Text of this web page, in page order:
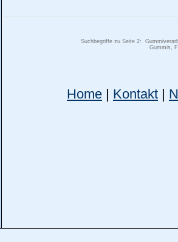
Suchbegriffe zu Seite 2:
Gummis,
Home | Kontakt |